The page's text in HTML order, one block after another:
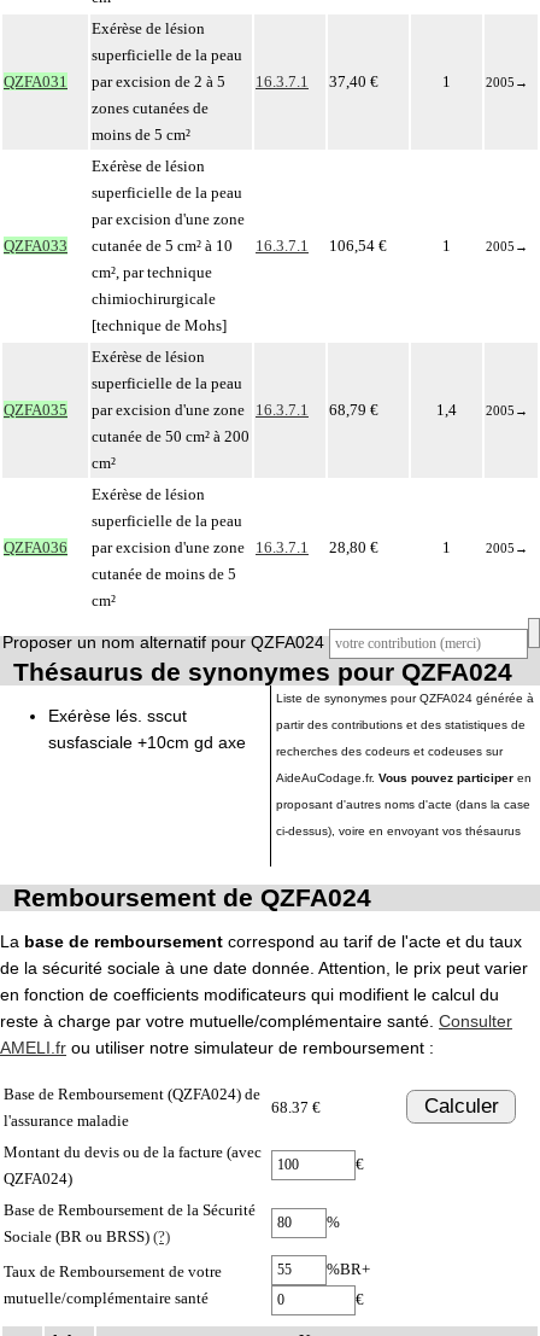
QZFA031
Exérèse de lésion
superficielle de la peau
par excision de 2 à 5
zones cutanées de
moins de 5 cm²
16.3.7.1 37,40 € 1 2005 →
QZFA033
Exérèse de lésion
superficielle de la peau
par excision d'une zone
cutanée de 5 cm² à 10
cm², par technique
chimiochirurgicale
[technique de Mohs]
16.3.7.1 106,54 € 1 2005 →
QZFA035
Exérèse de lésion
superficielle de la peau
par excision d'une zone
cutanée de 50 cm² à 200
cm²
16.3.7.1 68,79 € 1,4 2005 →
QZFA036
Exérèse de lésion
superficielle de la peau
par excision d'une zone
cutanée de moins de 5
cm²
16.3.7.1 28,80 € 1 2005 →
Proposer un nom alternatif pour QZFA024
Thésaurus de synonymes pour QZFA024
Exérèse lés. sscut
susfasciale +10cm gd axe
Liste de synonymes pour QZFA024 générée à
partir des contributions et des statistiques de
recherches des codeurs et codeuses sur
AideAuCodage.fr. Vous pouvez participer en
proposant d'autres noms d'acte (dans la case
ci-dessus), voire en envoyant vos thésaurus
Remboursement de QZFA024
La base de remboursement correspond au tarif de l'acte et du taux
de la sécurité sociale à une date donnée. Attention, le prix peut varier
en fonction de coefficients modificateurs qui modifient le calcul du
reste à charge par votre mutuelle/complémentaire santé. Consulter
AMELI.fr ou utiliser notre simulateur de remboursement :
Base de Remboursement (QZFA024) de
l'assurance maladie
68.37 € Calculer
Montant du devis ou de la facture (avec
QZFA024)
€
Base de Remboursement de la Sécurité
Sociale (BR ou BRSS) (?)
%
Taux de Remboursement de votre
mutuelle/complémentaire santé
%BR+
€